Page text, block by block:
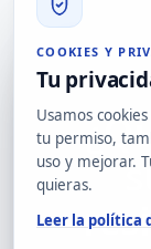
COOKIES Y
Tu
Usamos
tu permiso,
uso y mejorar.
quieras.
Leer la política